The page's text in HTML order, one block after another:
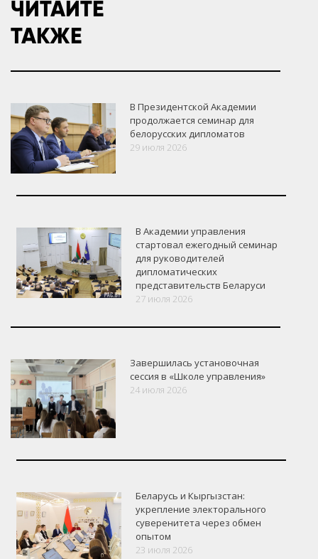
VK Google+ Facebook
ЧИТАЙТЕ
ТАКЖЕ
В Президентской Академии
продолжается семинар для
белорусских дипломатов
29 июля 2026
В Академии управления
стартовал ежегодный семинар
для руководителей
дипломатических
представительств Беларуси
27 июля 2026
Завершилась установочная
сессия в «Школе управления»
24 июля 2026
Беларусь и Кыргызстан:
укрепление электорального
суверенитета через обмен
опытом
23 июля 2026